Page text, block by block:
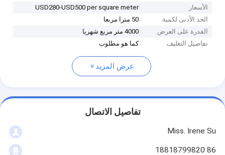
الأسعار
USD280-USD500 per square meter
الحد الأدنى لكمية
50 مترا مربعا
القدرة على العرض
4000 متر مربع شهريا
تفاصيل التغليف
كما هو مطلوب
عرض المزيد
تفاصيل الاتصال
Miss. Irene Su
86 18818799820